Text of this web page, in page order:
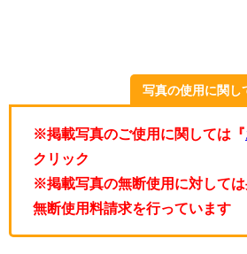
写真の使用に関し
※掲載写真のご使用に関しては『
クリック
※掲載写真の無断使用に対して
無断使用料請求を行っています